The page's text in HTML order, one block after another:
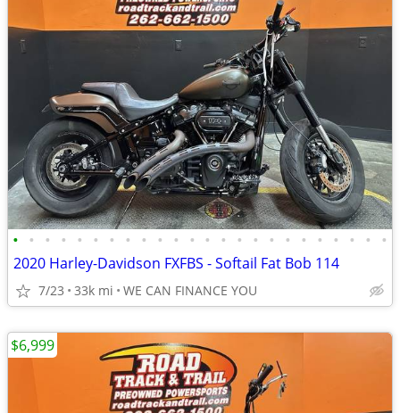
• • • • • • • • • • • • • • • • • • • • • • • •
2020 Harley-Davidson FXFBS - Softail Fat Bob 114
7/23 33k mi WE CAN FINANCE YOU
$6,999